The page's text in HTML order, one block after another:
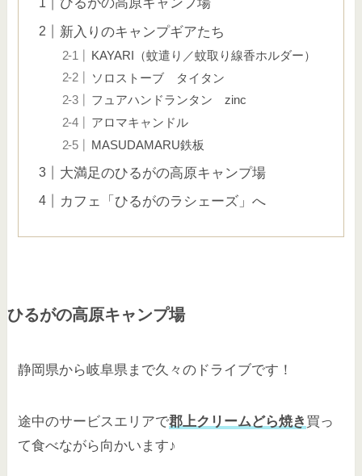
ひるがの高原キャンプ場
新入りのキャンプギアたち
KAYARI（蚊遣り／蚊取り線香ホルダー）
ソロストーブ タイタン
フュアハンドランタン zinc
アロマキャンドル
MASUDAMARU鉄板
大満足のひるがの高原キャンプ場
カフェ「ひるがのラシェーズ」へ
ひるがの高原キャンプ場
静岡県から岐阜県まで久々のドライブです！
途中のサービスエリアで郡上クリームどら焼き 買っ
て食べながら向かいます♪